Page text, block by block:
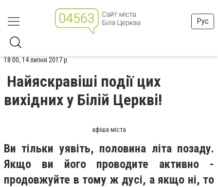
Рус
18:00, 14 липня 2017 р.
Найяскравіші події цих
вихідних у Білій Церкві!
афіша міста
Ви тільки уявіть, половина літа позаду.
Якщо ви його проводите активно -
продовжуйте в тому ж дусі, а якщо ні, то